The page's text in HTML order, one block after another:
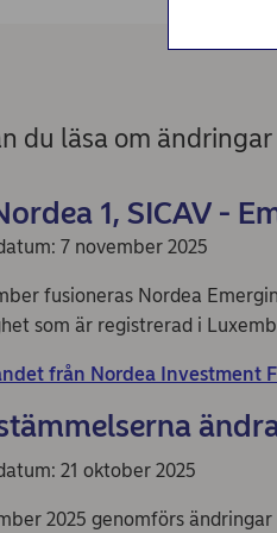
du läsa om
1, SICAV -
7 november 2025
fusioneras Nordea
som är registrerad i
från Nordea Investment
21 oktober 2025
2025 genomförs